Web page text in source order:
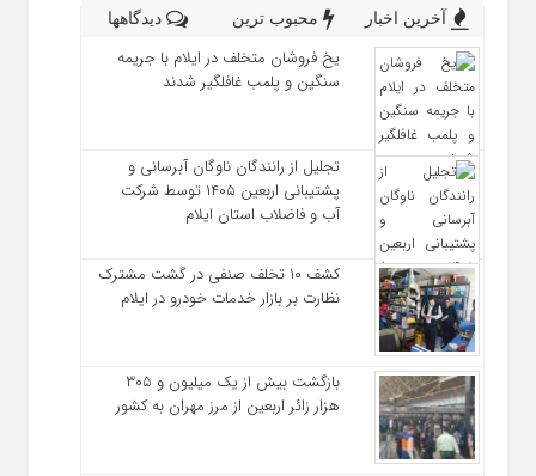
آخرین اخبار محبوب ترین دیدگاهها
یخ‌ فروشان متخلف در ایلام با جریمه
سنگین و پلمب غافلگیر شدند
تجلیل از رانندگان ناوگان آبرسانی و
پشتیبانی اربعین ۱۴۰۵ توسط شرکت
آب و فاضلاب استان ایلام
کشف ۱۰ تخلف صنفی در گشت مشترک
نظارت بر بازار خدمات خودرو در ایلام
بازگشت بیش از یک میلیون و ۳۰۵
هزار زائر اربعین از مرز مهران به کشور